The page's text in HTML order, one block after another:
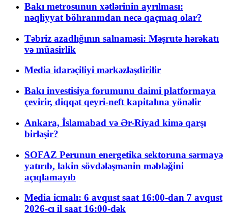
Bakı metrosunun xətlərinin ayrılması:
nəqliyyat böhranından necə qaçmaq olar?
Təbriz azadlığının salnaməsi: Məşrutə hərəkatı
və müasirlik
Media idarəçiliyi mərkəzləşdirilir
Bakı investisiya forumunu daimi platformaya
çevirir, diqqət qeyri-neft kapitalına yönəlir
Ankara, İslamabad və Ər-Riyad kimə qarşı
birləşir?
SOFAZ Perunun energetika sektoruna sərmayə
yatırıb, lakin sövdələşmənin məbləğini
açıqlamayıb
Media icmalı: 6 avqust saat 16:00-dan 7 avqust
2026-cı il saat 16:00-dək